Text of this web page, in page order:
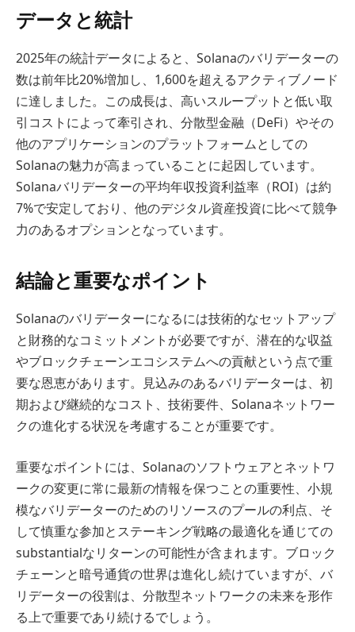
データと統計
2025年の統計データによると、Solanaのバリデーターの
数は前年比20%増加し、1,600を超えるアクティブノード
に達しました。この成長は、高いスループットと低い取
引コストによって牽引され、分散型金融（DeFi）やその
他のアプリケーションのプラットフォームとしての
Solanaの魅力が高まっていることに起因しています。
Solanaバリデーターの平均年収投資利益率（ROI）は約
7%で安定しており、他のデジタル資産投資に比べて競争
力のあるオプションとなっています。
結論と重要なポイント
Solanaのバリデーターになるには技術的なセットアップ
と財務的なコミットメントが必要ですが、潜在的な収益
やブロックチェーンエコシステムへの貢献という点で重
要な恩恵があります。見込みのあるバリデーターは、初
期および継続的なコスト、技術要件、Solanaネットワー
クの進化する状況を考慮することが重要です。
重要なポイントには、Solanaのソフトウェアとネットワ
ークの変更に常に最新の情報を保つことの重要性、小規
模なバリデーターのためのリソースのプールの利点、そ
して慎重な参加とステーキング戦略の最適化を通じての
substantialなリターンの可能性が含まれます。ブロック
チェーンと暗号通貨の世界は進化し続けていますが、バ
リデーターの役割は、分散型ネットワークの未来を形作
る上で重要であり続けるでしょう。